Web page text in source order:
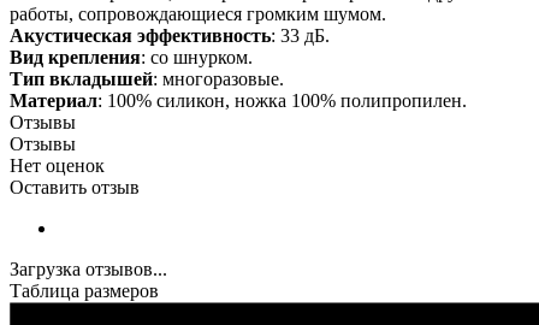
работы, сопровождающиеся громким шумом.
Акустическая эффективность: 33 дБ.
Вид крепления: со шнурком.
Тип вкладышей: многоразовые.
Материал: 100% силикон, ножка 100% полипропилен.
Отзывы
Отзывы
Нет оценок
Оставить отзыв
Загрузка отзывов...
Таблица размеров